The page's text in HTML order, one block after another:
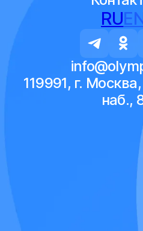
RU
119991, г.
наб.,